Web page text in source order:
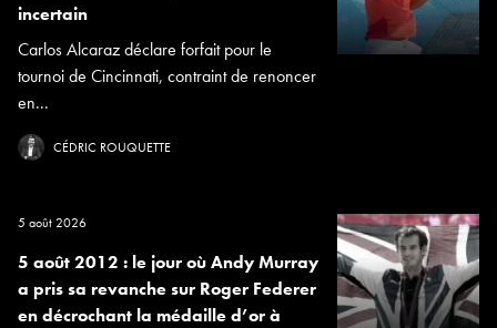
incertain
Carlos Alcaraz déclare forfait pour le
tournoi de Cincinnati, contraint de renoncer
en...
CÉDRIC ROUQUETTE
5 août 2026
5 août 2012 : le jour où Andy Murray
a pris sa revanche sur Roger Federer
en décrochant la médaille d’or à